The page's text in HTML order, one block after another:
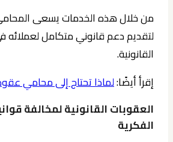
من خلال هذه الخدمات يسعى
لتقديم دعم قانوني متكامل لعملائه
القانونية.
إقرأ أيضًا:لماذا تحتاج إلى محامي
العقوبات القانونية لمخالفة
الفكرية